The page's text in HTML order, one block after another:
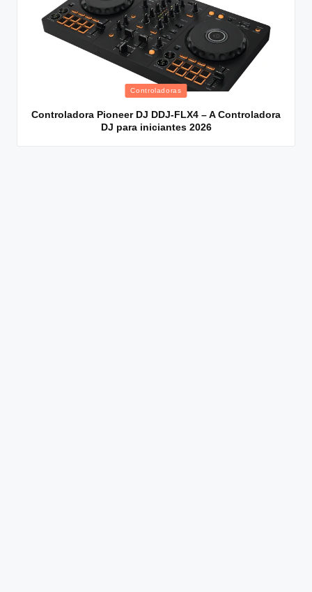
Posted
Controladoras
Controladora Pioneer DJ DDJ-FLX4 – A Controladora
DJ para iniciantes 2026